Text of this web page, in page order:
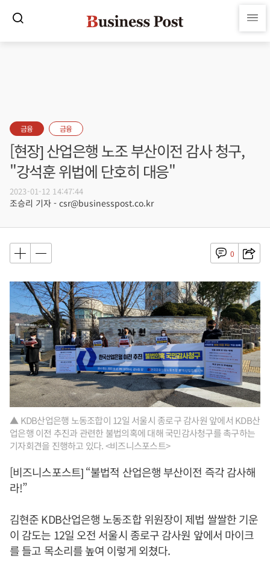
금융 금융
[현장] 산업은행 노조 부산이전 감사 청구,
"강석훈 위법에 단호히 대응"
2023-01-12 14:47:44
조승리 기자 - csr@businesspost.co.kr
0
▲ KDB산업은행 노동조합이 12일 서울시 종로구 감사원 앞에서 KDB산
업은행 이전 추진과 관련한 불법의혹에 대해 국민감사청구를 촉구하는
기자회견을 진행하고 있다. <비즈니스포스트>
[비즈니스포스트] “불법적 산업은행 부산이전 즉각 감사해
라!”
김현준 KDB산업은행 노동조합 위원장이 제법 쌀쌀한 기운
이 감도는 12일 오전 서울시 종로구 감사원 앞에서 마이크
를 들고 목소리를 높여 이렇게 외쳤다.